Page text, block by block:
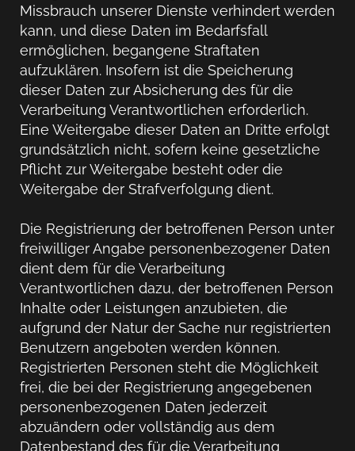
Missbrauch unserer Dienste verhindert werden
kann, und diese Daten im Bedarfsfall
ermöglichen, begangene Straftaten
aufzuklären. Insofern ist die Speicherung
dieser Daten zur Absicherung des für die
Verarbeitung Verantwortlichen erforderlich.
Eine Weitergabe dieser Daten an Dritte erfolgt
grundsätzlich nicht, sofern keine gesetzliche
Pflicht zur Weitergabe besteht oder die
Weitergabe der Strafverfolgung dient.
Die Registrierung der betroffenen Person unter
freiwilliger Angabe personenbezogener Daten
dient dem für die Verarbeitung
Verantwortlichen dazu, der betroffenen Person
Inhalte oder Leistungen anzubieten, die
aufgrund der Natur der Sache nur registrierten
Benutzern angeboten werden können.
Registrierten Personen steht die Möglichkeit
frei, die bei der Registrierung angegebenen
personenbezogenen Daten jederzeit
abzuändern oder vollständig aus dem
Datenbestand des für die Verarbeitung